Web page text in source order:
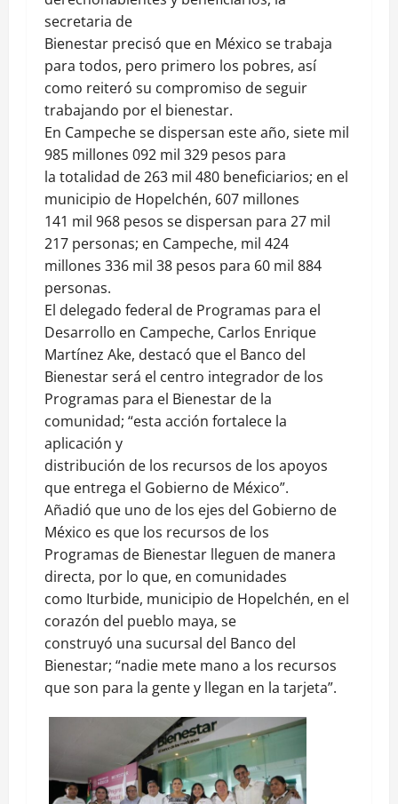
secretaria de
Bienestar precisó que en México se trabaja
para todos, pero primero los pobres, así
como reiteró su compromiso de seguir
trabajando por el bienestar.
En Campeche se dispersan este año, siete mil
985 millones 092 mil 329 pesos para
la totalidad de 263 mil 480 beneficiarios; en el
municipio de Hopelchén, 607 millones
141 mil 968 pesos se dispersan para 27 mil
217 personas; en Campeche, mil 424
millones 336 mil 38 pesos para 60 mil 884
personas.
El delegado federal de Programas para el
Desarrollo en Campeche, Carlos Enrique
Martínez Ake, destacó que el Banco del
Bienestar será el centro integrador de los
Programas para el Bienestar de la
comunidad; “esta acción fortalece la
aplicación y
distribución de los recursos de los apoyos
que entrega el Gobierno de México”.
Añadió que uno de los ejes del Gobierno de
México es que los recursos de los
Programas de Bienestar lleguen de manera
directa, por lo que, en comunidades
como Iturbide, municipio de Hopelchén, en el
corazón del pueblo maya, se
construyó una sucursal del Banco del
Bienestar; “nadie mete mano a los recursos
que son para la gente y llegan en la tarjeta”.